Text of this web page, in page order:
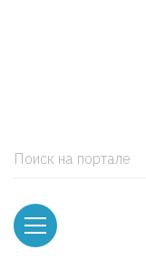
Поиск на портале
и тумбы